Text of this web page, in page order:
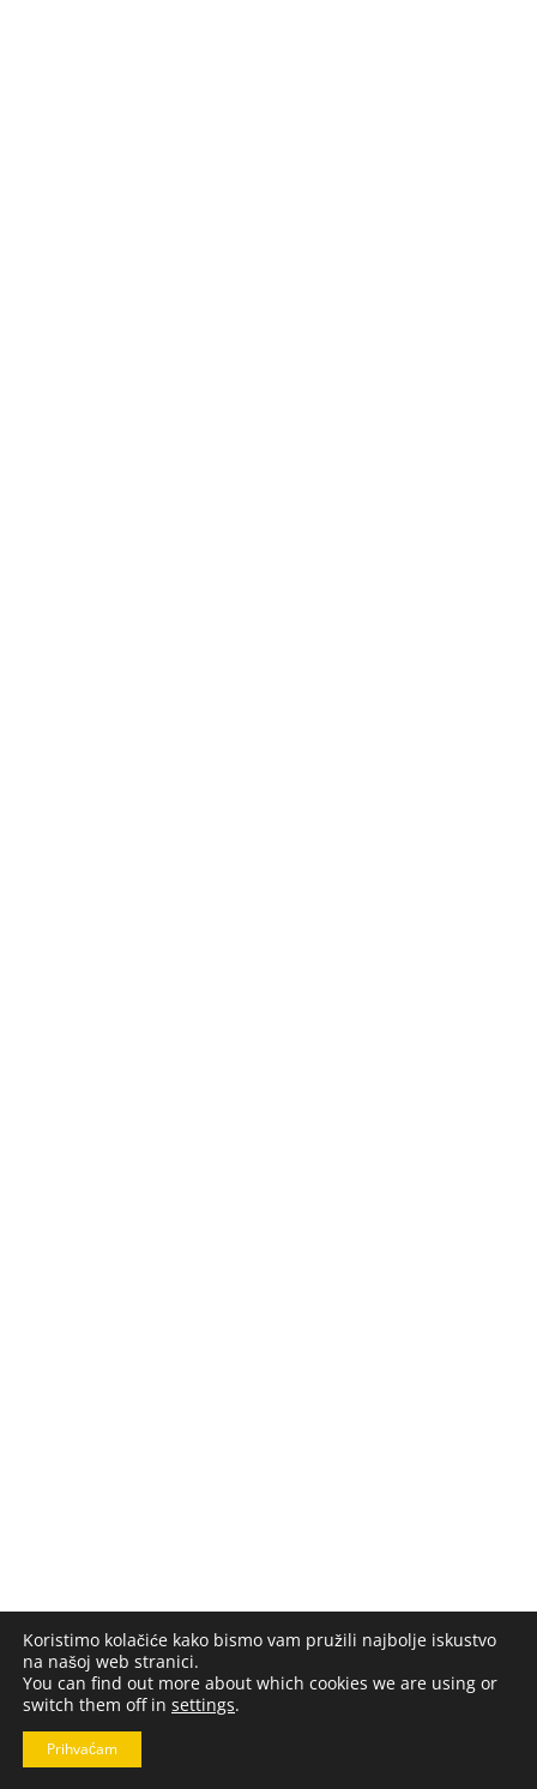
Koristimo kolačiće kako bismo vam pružili najbolje iskustvo
na našoj web stranici.
You can find out more about which cookies we are using or
switch them off in settings.
Prihvaćam